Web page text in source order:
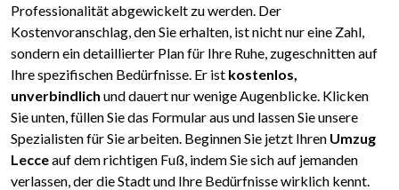
Professionalität abgewickelt zu werden. Der
Kostenvoranschlag, den Sie erhalten, ist nicht nur eine Zahl,
sondern ein detaillierter Plan für Ihre Ruhe, zugeschnitten auf
Ihre spezifischen Bedürfnisse. Er ist kostenlos,
unverbindlich und dauert nur wenige Augenblicke. Klicken
Sie unten, füllen Sie das Formular aus und lassen Sie unsere
Spezialisten für Sie arbeiten. Beginnen Sie jetzt Ihren Umzug
Lecceauf dem richtigen Fuß, indem Sie sich auf jemanden
verlassen, der die Stadt und Ihre Bedürfnisse wirklich kennt.